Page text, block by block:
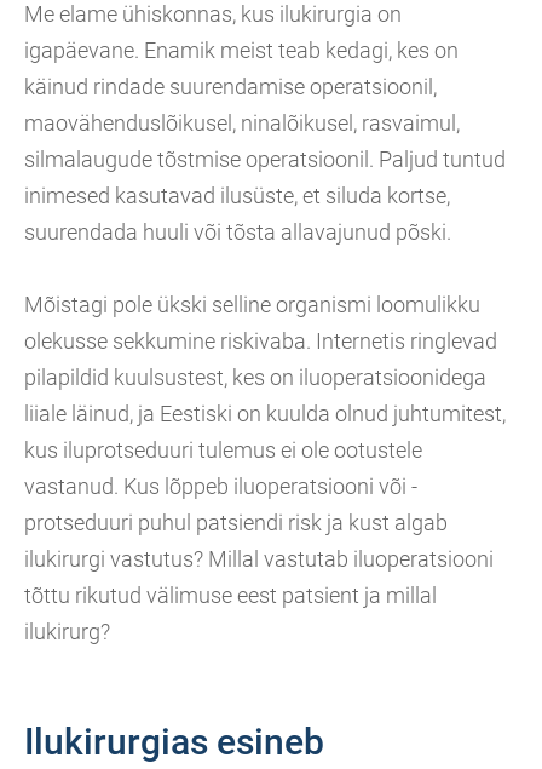
Me elame ühiskonnas, kus ilukirurgia on
igapäevane. Enamik meist teab kedagi, kes on
käinud rindade suurendamise operatsioonil,
maovähenduslõikusel, ninalõikusel, rasvaimul,
silmalaugude tõstmise operatsioonil. Paljud tuntud
inimesed kasutavad ilusüste, et siluda kortse,
suurendada huuli või tõsta allavajunud põski.
Mõistagi pole ükski selline organismi loomulikku
olekusse sekkumine riskivaba. Internetis ringlevad
pilapildid kuulsustest, kes on iluoperatsioonidega
liiale läinud, ja Eestiski on kuulda olnud juhtumitest,
kus iluprotseduuri tulemus ei ole ootustele
vastanud. Kus lõppeb iluoperatsiooni või -
protseduuri puhul patsiendi risk ja kust algab
ilukirurgi vastutus? Millal vastutab iluoperatsiooni
tõttu rikutud välimuse eest patsient ja millal
ilukirurg?
Ilukirurgias esineb